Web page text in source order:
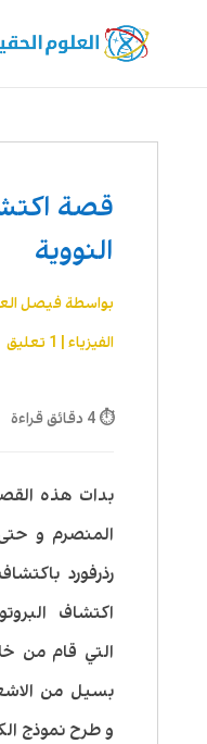
قصة
النووية
بواسطةفيصل
الفيزياء| 1 تعليق
⏱ 4 دقائق قراءة
بدات هذه
المنصرم و
رذرفورد
اكتشاف
التي قام من
بسيل من
و طرح نموذج